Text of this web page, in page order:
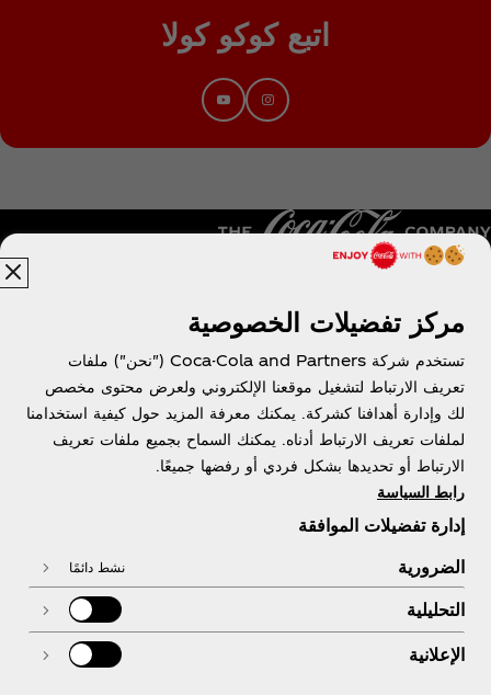
اتبع كوكو كولا
الجزائر | عربي
معلومات عنا
تحتاج مساعدة
مركز تفضيلات الخصوصية
تستخدم شركة Coca-Cola and Partners ("نحن") ملفات
تعريف الارتباط لتشغيل موقعنا الإلكتروني ولعرض محتوى مخصص
لك وإدارة أهدافنا كشركة. يمكنك معرفة المزيد حول كيفية استخدامنا
لملفات تعريف الارتباط أدناه. يمكنك السماح بجميع ملفات تعريف
الارتباط أو تحديدها بشكل فردي أو رفضها جميعًا.
رابط السياسة
إدارة تفضيلات الموافقة
الضرورية
نشط دائمًا
التحليلية
الإعلانية